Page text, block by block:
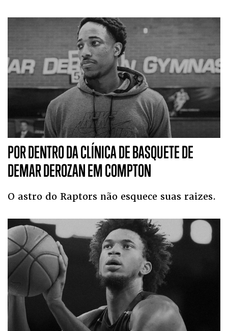
POR DENTRO DA CLÍNICA DE BASQUETE DE
DEMAR DEROZAN EM COMPTON
O astro do Raptors não esquece suas raizes.